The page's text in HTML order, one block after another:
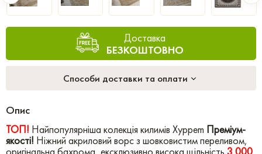
Доставка
БЕЗКОШТОВНО
Способи доставки та оплати
Опис
ТОП! Найпопулярніша колекція килимів Xyppem Преміум-
якості! Ніжний акриловий ворс з шовковистим переливом,
оригінальна бахрома, ексклюзивно висока щільність 3 000